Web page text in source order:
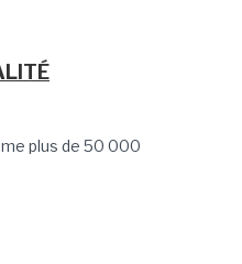
plus de 50 000